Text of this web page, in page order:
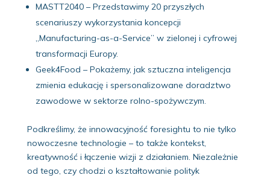
MASTT2040 – Przedstawimy 20 przyszłych
scenariuszy wykorzystania koncepcji
„Manufacturing-as-a-Service” w zielonej i cyfrowej
transformacji Europy.
Geek4Food – Pokażemy, jak sztuczna inteligencja
zmienia edukację i spersonalizowane doradztwo
zawodowe w sektorze rolno-spożywczym.
Podkreślimy, że innowacyjność foresightu to nie tylko
nowoczesne technologie – to także kontekst,
kreatywność i łączenie wizji z działaniem. Niezależnie
od tego, czy chodzi o kształtowanie polityk